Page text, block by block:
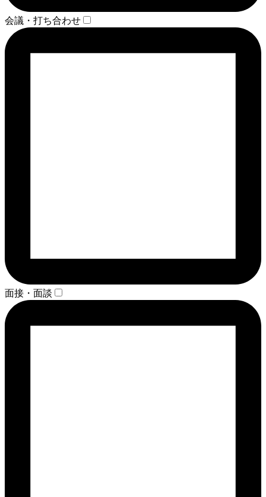
会議・打ち合わせ
面接・面談